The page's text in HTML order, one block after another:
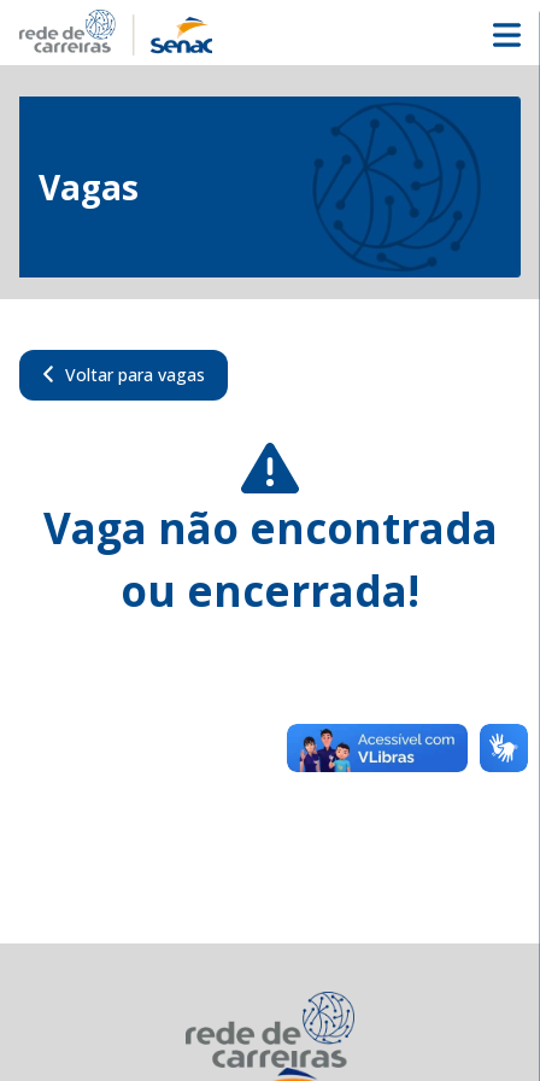
Vagas
Voltar para vagas
Vaga não encontrada
ou encerrada!